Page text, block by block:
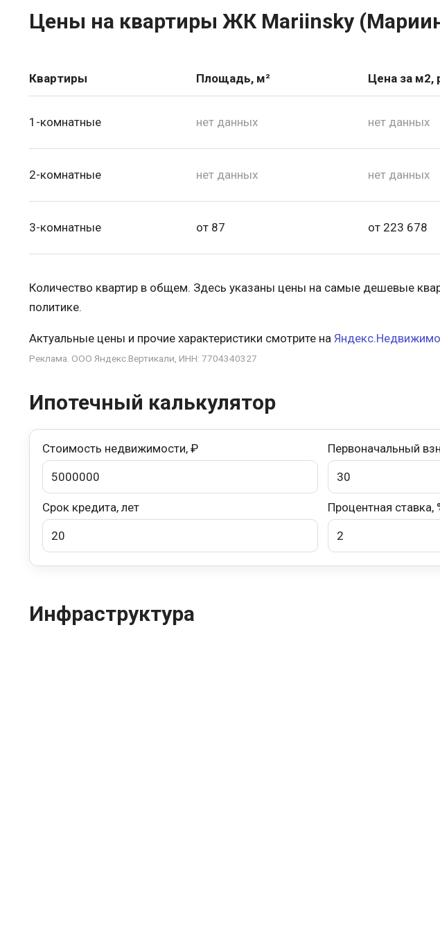
Цены на квартиры ЖК Mariinsky
Квартиры Площадь, м² Цена за м2,
1-комнатные нет данных нет данных
2-комнатные нет данных нет данных
3-комнатные от 87 от 223 678
Количество квартир в общем. Здесь указаны цены на самые дешевые
политике.
Актуальные цены и прочие характеристики смотрите на
Реклама. ООО Яндекс.Вертикали, ИНН: 7704340327
Ипотечный калькулятор
Стоимость недвижимости, ₽ Первоначальный
Срок кредита, лет Процентная ставка,
Инфраструктура